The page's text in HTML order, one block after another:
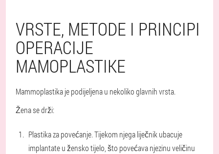
VRSTE, METODE I PRINCIPI
OPERACIJE
MAMOPLASTIKE
Mammoplastika je podijeljena u nekoliko glavnih vrsta.
Žena se drži:
Plastika za povećanje. Tijekom njega liječnik ubacuje
implantate u žensko tijelo, što povećava njezinu veličinu